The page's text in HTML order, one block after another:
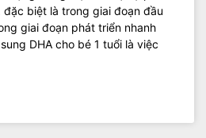
biệt là trong giai đoạn đầu
giai đoạn phát triển nhanh
DHA cho bé 1 tuổi là việc